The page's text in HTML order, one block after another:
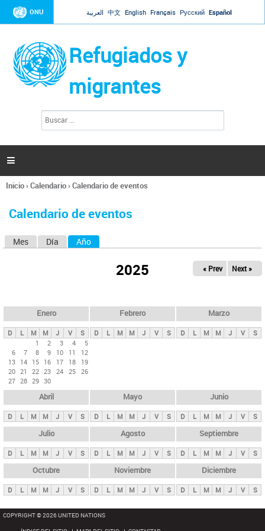
Jump to navigation
ONU العربية 中文 English Français Русский Español
Refugiados y
migrantes
l
d
s

Se
usted
Inicio›Calendario›Calendario de eventos
Calendario de eventos
s
p
n
i
p
a
l
s
Mes Día Año
2025 « Prev Next »
Enero
D L M M J V
S
1
2 3 4
5
6
7 8 9 10 11
12
13 14 15 16 17 18
19
20 21 22 23 24 25 26
27 28 29 30
Febrero
D L M M J V S
Marzo
D L M M J V S
Abril
D L M M J V S
Mayo
D L M M J V S
Junio
D L M M J V S
Julio
D L M M J V S
Agosto
D L M M J V S
Septiembre
D L M M J V S
Octubre
D L M M J V S
Noviembre
D L M M J V S
Diciembre
D L M M J V S
COPYRIGHT © 2026 UNITED NATIONS